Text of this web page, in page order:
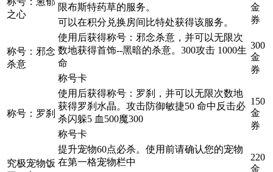
之心
限布斯特药草的服务。
金
券
可以在积分兑换房间比特处获得该服务。
称号：邪念
杀意
使用后获得称号：邪念杀意，并可以无限次
数地获得首饰--黑暗的杀意。300攻击 1000生
命
300
金
券
称号卡
称号：罗刹
使用后获得称号：罗刹，并可以无限次数地
获得罗刹水晶。攻击防御敏捷50 命中反击必
杀闪躲5 血500魔300
150
金
券
称号卡
究极宠物饭
提升宠物60点必杀。使用前请确认您的宠物
在第一格宠物栏中
220
金